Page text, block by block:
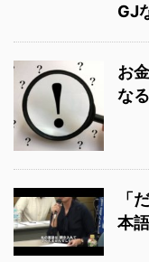
GJ
お
な
「
本語